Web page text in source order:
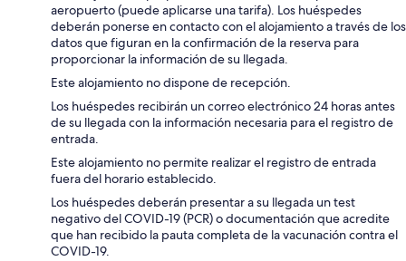
aeropuerto (puede aplicarse una tarifa). Los huéspedes
deberán ponerse en contacto con el alojamiento a través de los
datos que figuran en la confirmación de la reserva para
proporcionar la información de su llegada.
Este alojamiento no dispone de recepción.
Los huéspedes recibirán un correo electrónico 24 horas antes
de su llegada con la información necesaria para el registro de
entrada.
Este alojamiento no permite realizar el registro de entrada
fuera del horario establecido.
Los huéspedes deberán presentar a su llegada un test
negativo del COVID-19 (PCR) o documentación que acredite
que han recibido la pauta completa de la vacunación contra el
COVID-19.